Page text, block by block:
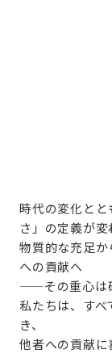
時代の変化と
さ」の定義が変
物質的な充足
への貢献へ
——その重心は
私たちは、す
き、
他者への貢献